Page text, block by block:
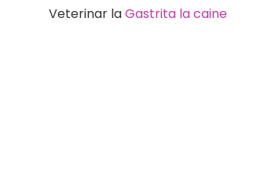
Veterinar laGastrita la caine